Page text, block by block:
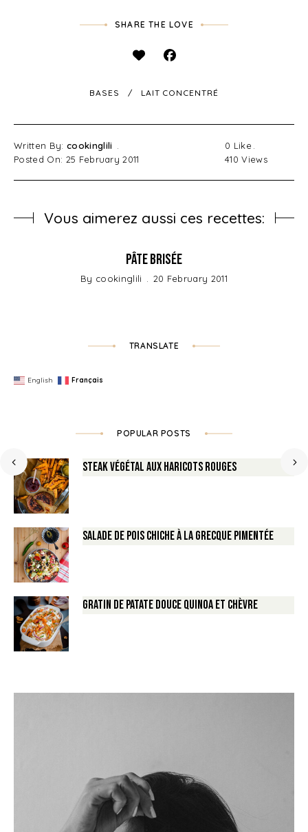
SHARE THE LOVE
BASES LAIT CONCENTRÉ
Written By: cookinglili
Posted On: 25 February 2011
0 Like
410 Views
Vous aimerez aussi ces recettes:
Pâte brisée
By cookinglili 20 February 2011
TRANSLATE
English Français
POPULAR POSTS
Steak végétal aux haricots rouges
Salade de Pois chiche à la Grecque pimentée
Gratin de Patate douce Quinoa et Chèvre